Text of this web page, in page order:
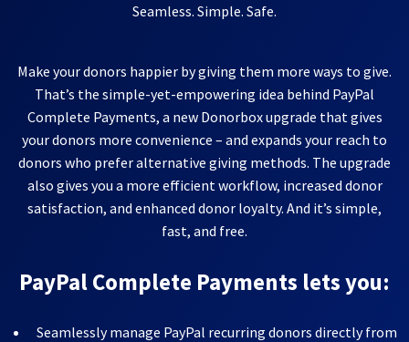
Seamless. Simple. Safe.
Make your donors happier by giving them more ways to give.
That’s the simple-yet-empowering idea behind PayPal
Complete Payments, a new Donorbox upgrade that gives
your donors more convenience – and expands your reach to
donors who prefer alternative giving methods. The upgrade
also gives you a more efficient workflow, increased donor
satisfaction, and enhanced donor loyalty. And it’s simple,
fast, and free.
PayPal Complete Payments lets you:
Seamlessly manage PayPal recurring donors directly from